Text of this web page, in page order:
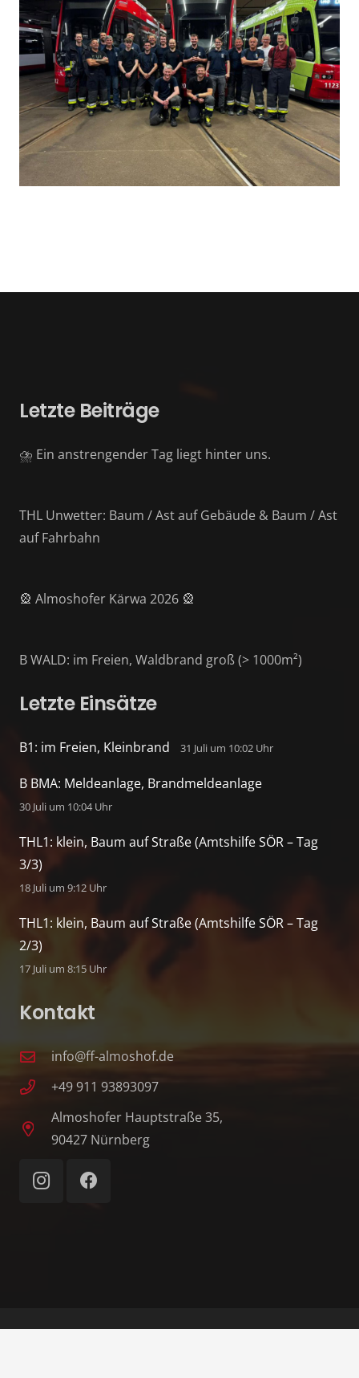
Letzte Beiträge
⛈️ Ein anstrengender Tag liegt hinter uns.
THL Unwetter: Baum / Ast auf Gebäude & Baum / Ast
auf Fahrbahn
🎡 Almoshofer Kärwa 2026 🎡
B WALD: im Freien, Waldbrand groß (> 1000m²)
Letzte Einsätze
B1: im Freien, Kleinbrand 31 Juli um 10:02 Uhr
B BMA: Meldeanlage, Brandmeldeanlage
30 Juli um 10:04 Uhr
THL1: klein, Baum auf Straße (Amtshilfe SÖR – Tag
3/3)
18 Juli um 9:12 Uhr
THL1: klein, Baum auf Straße (Amtshilfe SÖR – Tag
2/3)
17 Juli um 8:15 Uhr
Kontakt
info@ff-almoshof.de
+49 911 93893097
Almoshofer Hauptstraße 35,
90427 Nürnberg